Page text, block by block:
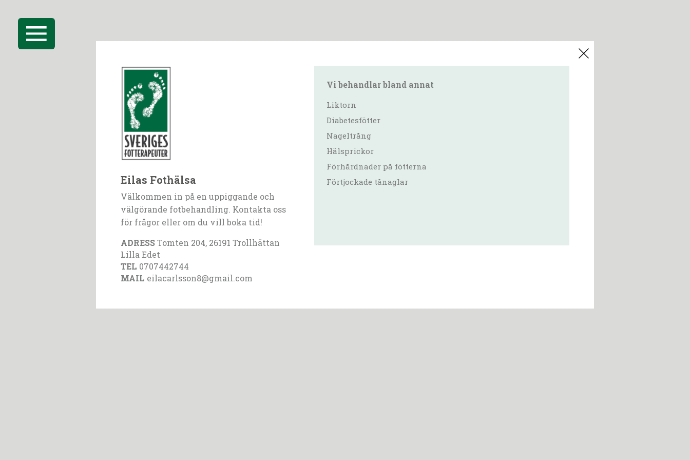
Eilas Fothälsa
Välkommen in på en uppiggande och
välgörande fotbehandling. Kontakta oss
för frågor eller om du vill boka tid!
ADRESSTomten 204, 26191 Trollhättan
Lilla Edet
TEL 0707442744
MAIL eilacarlsson8@gmail.com
Vi behandlar bland annat
Liktorn
Diabetesfötter
Nageltrång
Hälsprickor
Förhårdnader på fötterna
Förtjockade tånaglar